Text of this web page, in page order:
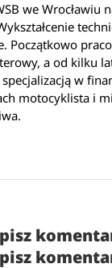
we Wrocławiu
Początkowo
a od kilku
w
motocyklista i